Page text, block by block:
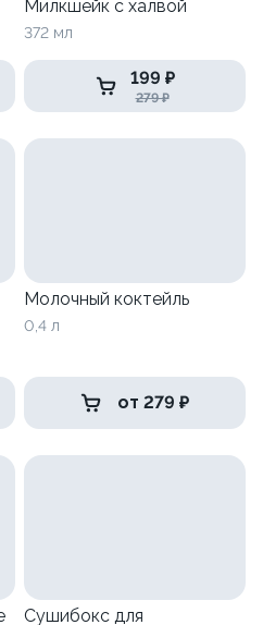
Милкшейк с халвой
372 мл
199 ₽
279 ₽
Молочный коктейль
0,4 л
от 279 ₽
Сушибокс для